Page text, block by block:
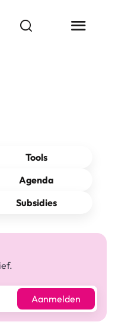
Open zoekbalk
Menu
Tools
Agenda
Subsidies
Aanmelden